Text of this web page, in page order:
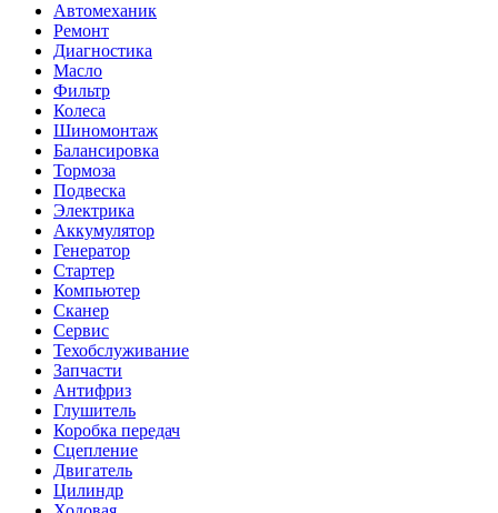
Автомеханик
Ремонт
Диагностика
Масло
Фильтр
Колеса
Шиномонтаж
Балансировка
Тормоза
Подвеска
Электрика
Аккумулятор
Генератор
Стартер
Компьютер
Сканер
Сервис
Техобслуживание
Запчасти
Антифриз
Глушитель
Коробка передач
Сцепление
Двигатель
Цилиндр